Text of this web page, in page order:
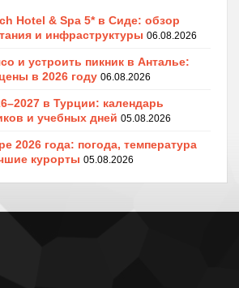
Hotel & Spa 5* в Сиде: обзор
и инфраструктуры 06.08.2026
и устроить пикник в Анталье:
в 2026 году 06.08.2026
в Турции: календарь
и учебных дней 05.08.2026
2026 года: погода, температура
курорты 05.08.2026